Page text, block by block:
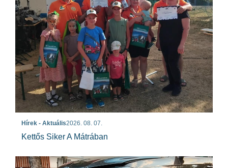
Hírek - Aktuális2026. 08. 07.
Kettős Siker A Mátrában